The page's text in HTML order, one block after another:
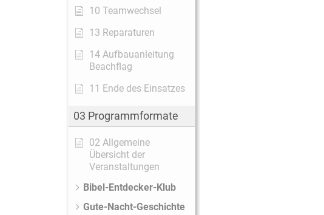
10 Teamwechsel
13 Reparaturen
14 Aufbauanleitung
Beachflag
11 Ende des Einsatzes
03 Programmformate
02 Allgemeine
Übersicht der
Veranstaltungen
Bibel-Entdecker-Klub
Gute-Nacht-Geschichte